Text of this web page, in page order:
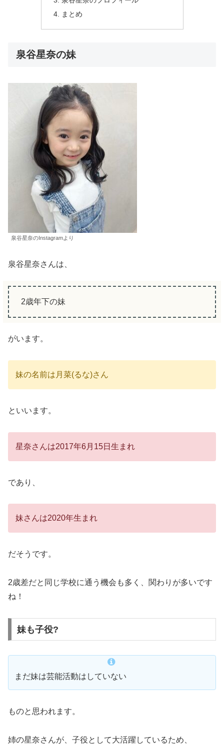
まとめ
泉谷星奈の妹
泉谷星奈のInstagramより
泉谷星奈さんは、
2歳年下の妹
がいます。
妹の名前は月菜(るな)さん
といいます。
星奈さんは2017年6月15日生まれ
であり、
妹さんは2020年生まれ
だそうです。
2歳差だと同じ学校に通う機会も多く、関わりが多いです
ね！
妹も子役?
まだ妹は芸能活動はしていない
ものと思われます。
姉の星奈さんが、子役として大活躍しているため、